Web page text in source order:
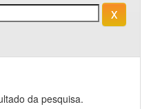
da pesquisa.